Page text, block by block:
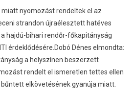
nyomozást rendeltek el az
strandon újraélesztett hatéves
hajdú-bihari rendőr-főkapitányság
érdeklődésére.Dobó Dénes elmondta:
a helyszínen beszerzett
rendelt el ismeretlen tettes ellen
elkövetésének gyanúja miatt.